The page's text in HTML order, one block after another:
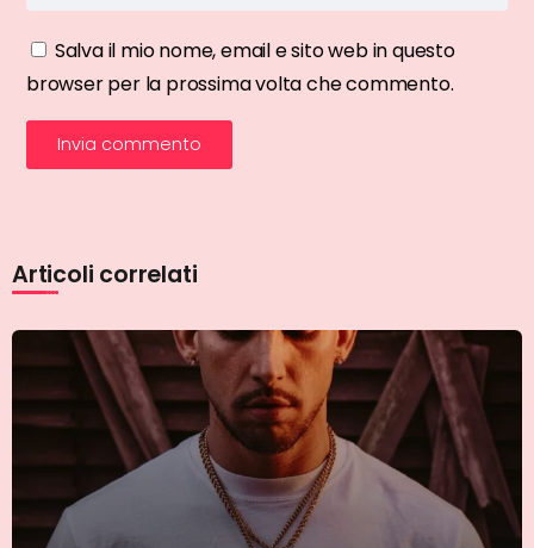
Salva il mio nome, email e sito web in questo
browser per la prossima volta che commento.
Articoli correlati